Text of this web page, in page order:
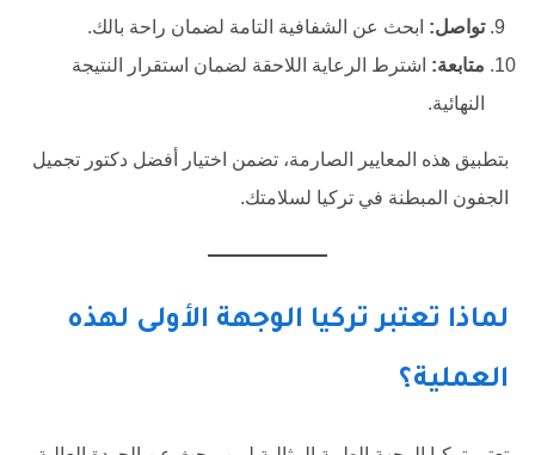
تواصل: ابحث عن الشفافية التامة لضمان راحة بالك.
متابعة: اشترط الرعاية اللاحقة لضمان استقرار النتيجة
النهائية.
بتطبيق هذه المعايير الصارمة، تضمن اختيار أفضل دكتور تجميل
الجفون المبطنة في تركيا لسلامتك.
لماذا تعتبر تركيا الوجهة الأولى لهذه
العملية؟